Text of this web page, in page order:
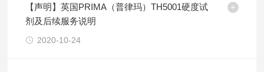
【声明】英国PRIMA（普律玛）TH5001硬度试
剂及后续服务说明
2020-10-24